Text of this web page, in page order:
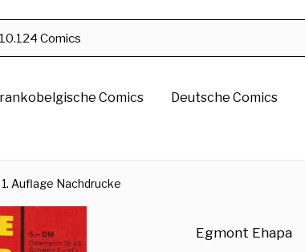
Comics Deutsche Comics
1. Auflage Nachdrucke
Egmont Ehapa